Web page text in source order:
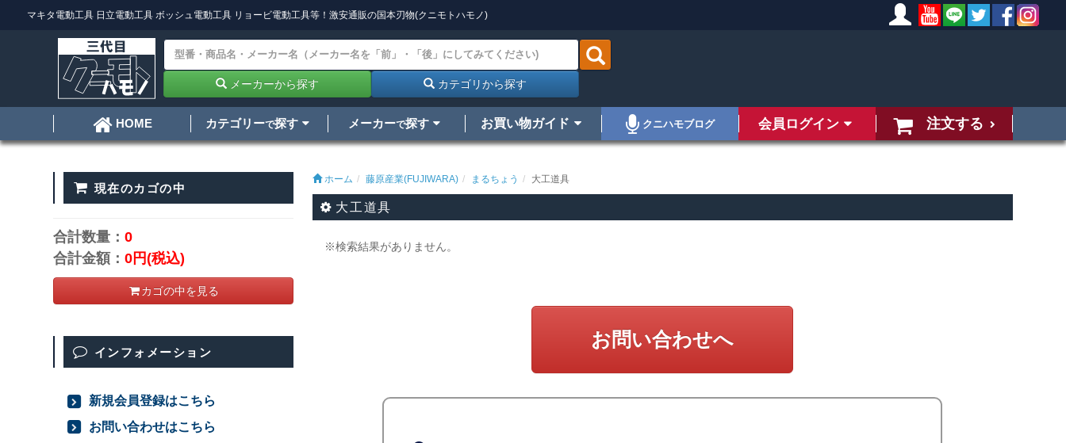
マキタ電動工具 日立電動工具 ボッシュ電動工具 リョービ電動工具等！激安通販の国本刃物(クニモトハモノ)
メーカーから探す カテゴリから探す
HOME カテゴリーで探す メーカーで探す お買い物ガイド クニハモブログ 会員ログイン 注文する
ホーム 藤原産業(FUJIWARA) まるちょう 大工道具
大工道具
※検索結果がありません。
お問い合わせへ
現在のカゴの中
合計数量：0
合計金額：0円(税込)
カゴの中を見る
インフォメーション
新規会員登録はこちら
お問い合わせはこちら